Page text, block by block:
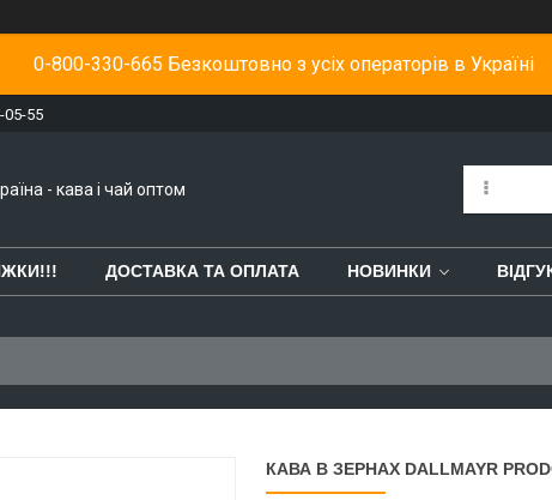
0-800-330-665 Безкоштовно з усіх операторів в Україні
05-55
- кава і чай оптом
ДОСТАВКА ТА ОПЛАТА НОВИНКИ
КАВА В ЗЕРНАХ DALLMAYR